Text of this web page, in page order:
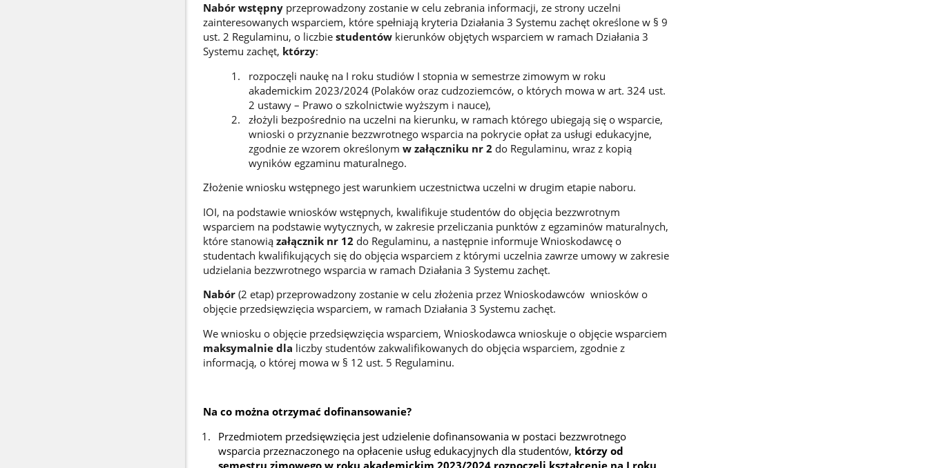
Nabórwstępnyprzeprowadzony zostanie w celu zebrania informacji, ze strony uczelni
zainteresowanych wsparciem, które spełniają kryteria Działania 3 Systemu zachęt określone w § 9
ust. 2 Regulaminu, o liczbie studentówkierunków objętych wsparciem w ramach Działania 3
Systemu zachęt, którzy:
rozpoczęli naukę na I roku studiów I stopnia w semestrze zimowym w roku
akademickim 2023/2024 (Polaków oraz cudzoziemców, o których mowa w art. 324 ust.
2 ustawy – Prawo o szkolnictwie wyższym i nauce),
złożyli bezpośrednio na uczelni na kierunku, w ramach którego ubiegają się o wsparcie,
wnioski o przyznanie bezzwrotnego wsparcia na pokrycie opłat za usługi edukacyjne,
zgodnie ze wzorem określonym w załączniku nr 2 do Regulaminu, wraz z kopią
wyników egzaminu maturalnego.
Złożenie wniosku wstępnego jest warunkiem uczestnictwa uczelni w drugim etapie naboru.
IOI, na podstawie wniosków wstępnych, kwalifikuje studentów do objęcia bezzwrotnym
wsparciem na podstawie wytycznych, w zakresie przeliczania punktów z egzaminów maturalnych,
które stanowią załącznik nr 12 do Regulaminu, a następnie informuje Wnioskodawcę o
studentach kwalifikujących się do objęcia wsparciem z którymi uczelnia zawrze umowy w zakresie
udzielania bezzwrotnego wsparcia w ramach Działania 3 Systemu zachęt.
Nabór(2 etap) przeprowadzony zostanie w celu złożenia przez Wnioskodawców wniosków o
objęcie przedsięwzięcia wsparciem, w ramach Działania 3 Systemu zachęt.
We wniosku o objęcie przedsięwzięcia wsparciem, Wnioskodawca wnioskuje o objęcie wsparciem
maksymalnie dla liczby studentów zakwalifikowanych do objęcia wsparciem, zgodnie z
informacją, o której mowa w § 12 ust. 5 Regulaminu.
Na co można otrzymać dofinansowanie?
Przedmiotem przedsięwzięciajest udzielenie dofinansowania w postaci bezzwrotnego
wsparcia przeznaczonego na opłacenie usług edukacyjnych dla studentów, którzy od
semestru zimowego w roku akademickim 2023/2024 rozpoczęli kształcenie na I roku